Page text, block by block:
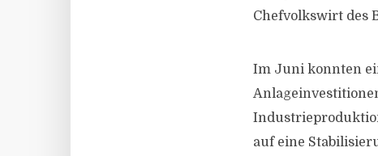
Chefvolkswirt des
Im Juni konnten
auf eine